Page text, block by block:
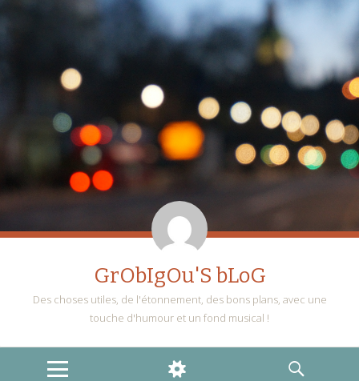
GrObIgOu'S bLoG
Des choses utiles, de l'étonnement, des bons plans, avec une
touche d'humour et un fond musical !
MENU
WIDGETS
RECHERCHE